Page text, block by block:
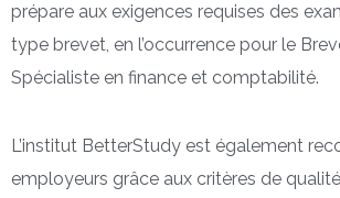
prépare aux exigences requises des
type brevet, en l’occurrence pour le
Spécialiste en finance et comptabilité.
L’institut BetterStudy est également
employeurs grâce aux critères de